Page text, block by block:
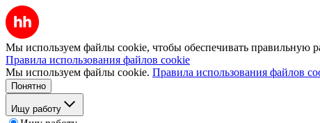
Мы используем файлы cookie, чтобы обеспечивать правильную
Правила использования файлов cookie
Мы используем файлы cookie. Правила использования файлов
Понятно
Ищу работу